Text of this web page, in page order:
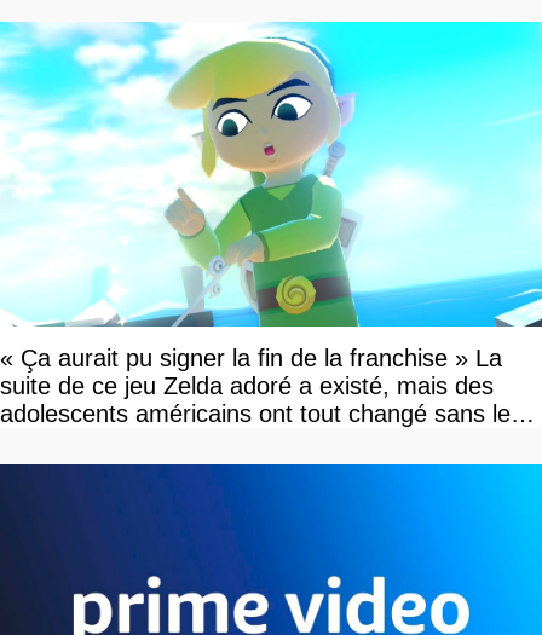
« Ça aurait pu signer la fin de la franchise » La
suite de ce jeu Zelda adoré a existé, mais des
adolescents américains ont tout changé sans le